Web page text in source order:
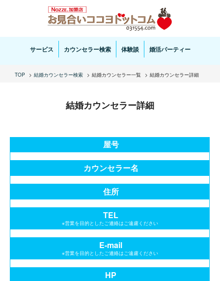
お見合い・結婚相談ならお見合いココヨドットコムへ。専任の結婚カウンセラーがサポートいた
します。
サービス カウンセラー検索 体験談 婚活パーティー
TOP 結婚カウンセラー検索 結婚カウンセラー一覧 結婚カウンセラー詳細
結婚カウンセラー詳細
屋号
カウンセラー名
住所
TEL
※営業を目的としたご連絡はご遠慮ください
E-mail
※営業を目的としたご連絡はご遠慮ください
HP